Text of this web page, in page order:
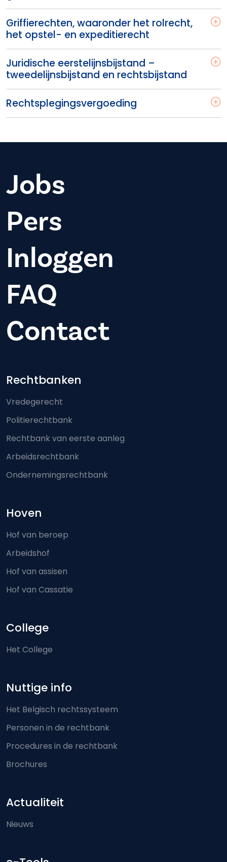
Griffierechten, waaronder het rolrecht,
het opstel- en expeditierecht
Juridische eerstelijnsbijstand –
tweedelijnsbijstand en rechtsbijstand
Rechtsplegingsvergoeding
Jobs
Pers
Inloggen
FAQ
Contact
Footer-menu
Rechtbanken
Vredegerecht
Politierechtbank
Rechtbank van eerste aanleg
Arbeidsrechtbank
Ondernemingsrechtbank
Hoven
Hof van beroep
Arbeidshof
Hof van assisen
Hof van Cassatie
College
Het College
Nuttige info
Het Belgisch rechtssysteem
Personen in de rechtbank
Procedures in de rechtbank
Brochures
Actualiteit
Nieuws